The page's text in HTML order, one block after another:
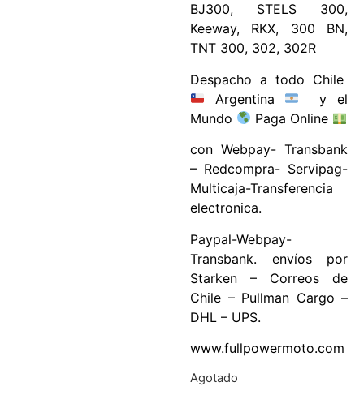
BJ300, STELS 300,
Keeway, RKX, 300 BN,
TNT 300, 302, 302R
Despacho a todo Chile
Argentina
y el
Mundo
Paga Online
con Webpay- Transbank
– Redcompra- Servipag-
Multicaja-Transferencia
electronica.
Paypal-Webpay-
Transbank. envíos por
Starken – Correos de
Chile – Pullman Cargo –
DHL – UPS.
www.fullpowermoto.com
Agotado